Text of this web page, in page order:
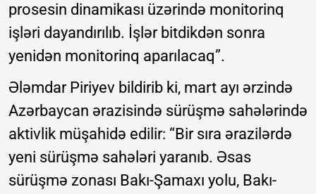
prosesin dinamikası üzərində monitorinq
işləri dayandırılıb. İşlər bitdikdən sonra
yenidən monitorinq aparılacaq”.
Ələmdar Piriyev bildirib ki, mart ayı ərzində
Azərbaycan ərazisində sürüşmə sahələrində
aktivlik müşahidə edilir: “Bir sıra ərazilərdə
yeni sürüşmə sahələri yaranıb. Əsas
sürüşmə zonası Bakı-Şamaxı yolu, Bakı-